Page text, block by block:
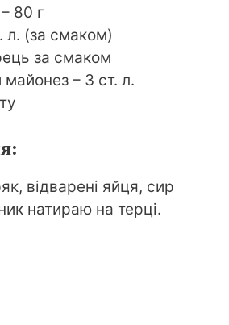
80 г
л. (за смаком)
за смаком
– 3 ст. л.
відварені яйця, сир
натираю на терці.